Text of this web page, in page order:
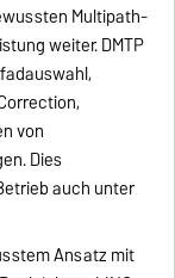
Multipath-
weiter. DMTP
von
Dies
auch unter
Ansatz mit